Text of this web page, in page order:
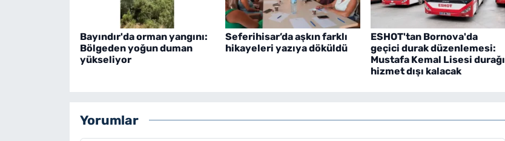
Bayındır'da orman yangını:
Bölgeden yoğun duman
yükseliyor
Seferihisar’da aşkın farklı
hikayeleri yazıya döküldü
ESHOT'tan Bornova'da
geçici durak düzenlemesi:
Mustafa Kemal Lisesi durağı
hizmet dışı kalacak
Yorumlar